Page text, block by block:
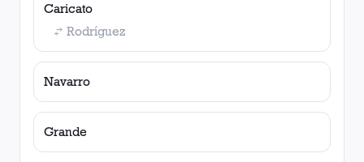
Caricato
Rodríguez
Navarro
Grande